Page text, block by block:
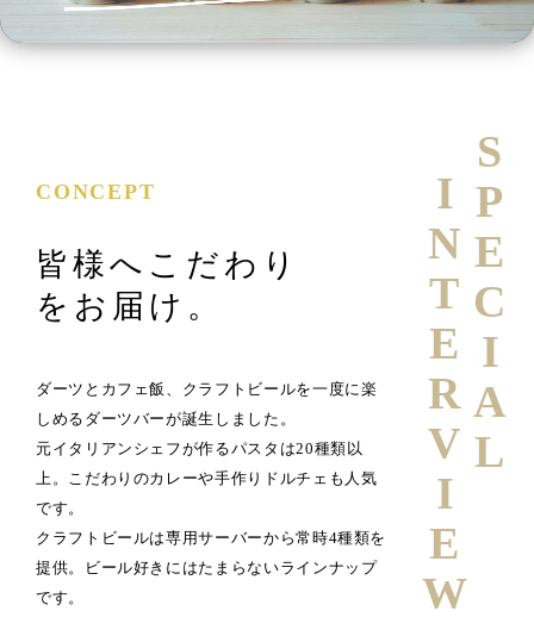
CONCEPT
皆様へこだわり
をお届け。
ダーツとカフェ飯、クラフトビールを一度に楽
しめるダーツバーが誕生しました。
元イタリアンシェフが作るパスタは20種類以
上。こだわりのカレーや手作りドルチェも人気
です。
クラフトビールは専用サーバーから常時4種類を
提供。ビール好きにはたまらないラインナップ
です。
SPECIAL
INTERVIEW